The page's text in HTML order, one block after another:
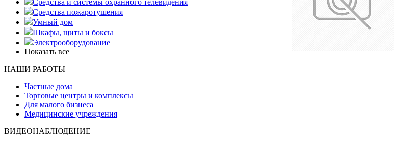
Средства и системы охранного телевидения
Средства пожаротушения
Умный дом
Шкафы, щиты и боксы
Электрооборудование
Показать все
НАШИ РАБОТЫ
Частные дома
Торговые центры и комплексы
Для малого бизнеса
Медицинские учреждения
ВИДЕОНАБЛЮДЕНИЕ